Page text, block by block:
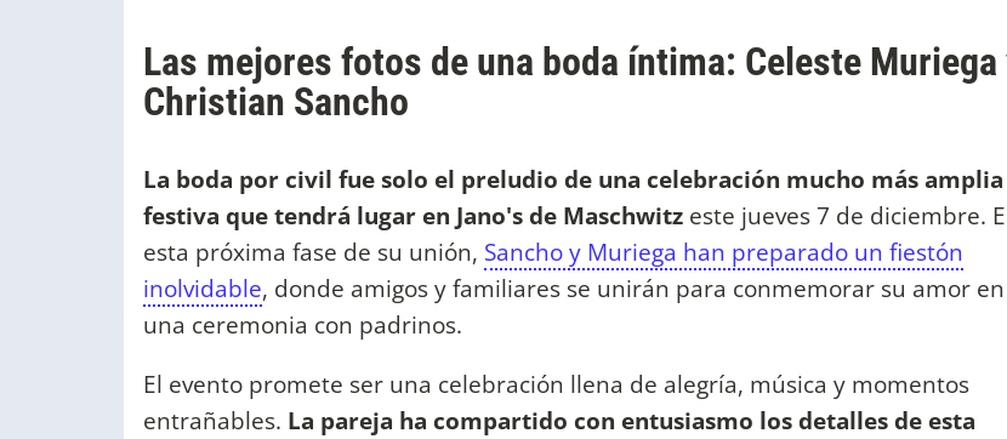
Las mejores fotos de una boda íntima: Celeste Muriega
Christian Sancho
La boda por civil fue solo el preludio de una celebración mucho más
festiva que tendrá lugar en Jano's de Maschwitz este jueves 7 de diciembre.
esta próxima fase de su unión, Sancho y Muriega han preparado un fiestón
inolvidable, donde amigos y familiares se unirán para conmemorar su amor en
una ceremonia con padrinos.
El evento promete ser una celebración llena de alegría, música y momentos
entrañables. La pareja ha compartido con entusiasmo los detalles de esta